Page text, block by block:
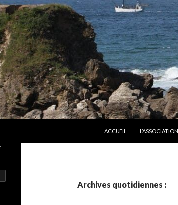
ACCUEIL
L’ASSOCIATION
Archives quotidiennes :